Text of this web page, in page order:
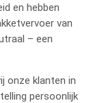
en hebben
van
– een
onze klanten in
persoonlijk